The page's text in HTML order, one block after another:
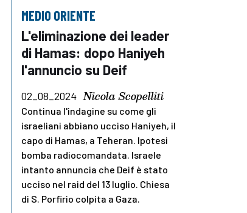
MEDIO ORIENTE
L'eliminazione dei leader
di Hamas: dopo Haniyeh
l'annuncio su Deif
02_08_2024 Nicola Scopelliti
Continua l'indagine su come gli
israeliani abbiano ucciso Haniyeh, il
capo di Hamas, a Teheran. Ipotesi
bomba radiocomandata. Israele
intanto annuncia che Deif è stato
ucciso nel raid del 13 luglio. Chiesa
di S. Porfirio colpita a Gaza.